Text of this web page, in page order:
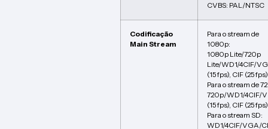
CVBS: PAL/NTSC
Codificação
Main Stream
Para o stream de
1080p:
1080p Lite/720p
Lite/WD1/4CIF/
(15 fps), CIF (25 fps)
Para o stream de
720p/WD1/4CIF/
(15 fps), CIF (25 fps)
Para o stream SD:
WD1/4CIF/VGA/